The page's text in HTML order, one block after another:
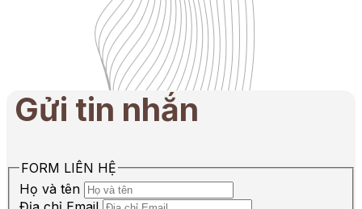
Gửi tin nhắn
FORM LIÊN HỆ
Họ và tên